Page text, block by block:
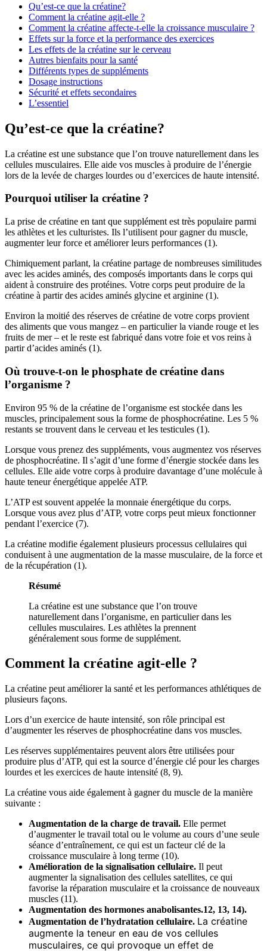
Qu’est-ce que la créatine?
Comment la créatine agit-elle ?
Comment la créatine affecte-t-elle la croissance musculaire ?
Effets sur la force et la performance des exercices
Les effets de la créatine sur le cerveau
Autres bienfaits pour la santé
Différents types de suppléments
Dosage instructions
Sécurité et effets secondaires
L’essentiel
Qu’est-ce que la créatine?
La créatine est une substance que l’on trouve naturellement dans les
cellules musculaires. Elle aide vos muscles à produire de l’énergie
lors de la levée de charges lourdes ou d’exercices de haute intensité.
Pourquoi utiliser la créatine ?
La prise de créatine en tant que supplément est très populaire parmi
les athlètes et les culturistes. Ils l’utilisent pour gagner du muscle,
augmenter leur force et améliorer leurs performances (1).
Chimiquement parlant, la créatine partage de nombreuses similitudes
avec les acides aminés, des composés importants dans le corps qui
aident à construire des protéines. Votre corps peut produire de la
créatine à partir des acides aminés glycine et arginine (1).
Environ la moitié des réserves de créatine de votre corps provient
des aliments que vous mangez – en particulier la viande rouge et les
fruits de mer – et le reste est fabriqué dans votre foie et vos reins à
partir d’acides aminés (1).
Où trouve-t-on le phosphate de créatine dans
l’organisme ?
Environ 95 % de la créatine de l’organisme est stockée dans les
muscles, principalement sous la forme de phosphocréatine. Les 5 %
restants se trouvent dans le cerveau et les testicules (1).
Lorsque vous prenez des suppléments, vous augmentez vos réserves
de phosphocréatine. Il s’agit d’une forme d’énergie stockée dans les
cellules. Elle aide votre corps à produire davantage d’une molécule à
haute teneur énergétique appelée ATP.
L’ATP est souvent appelée la monnaie énergétique du corps.
Lorsque vous avez plus d’ATP, votre corps peut mieux fonctionner
pendant l’exercice (7).
La créatine modifie également plusieurs processus cellulaires qui
conduisent à une augmentation de la masse musculaire, de la force et
de la récupération (1).
Résumé
La créatine est une substance que l’on trouve
naturellement dans l’organisme, en particulier dans les
cellules musculaires. Les athlètes la prennent
généralement sous forme de supplément.
Comment la créatine agit-elle ?
La créatine peut améliorer la santé et les performances athlétiques de
plusieurs façons.
Lors d’un exercice de haute intensité, son rôle principal est
d’augmenter les réserves de phosphocréatine dans vos muscles.
Les réserves supplémentaires peuvent alors être utilisées pour
produire plus d’ATP, qui est la source d’énergie clé pour les charges
lourdes et les exercices de haute intensité (8, 9).
La créatine vous aide également à gagner du muscle de la manière
suivante :
Augmentation de la charge de travail. Elle permet
d’augmenter le travail total ou le volume au cours d’une seule
séance d’entraînement, ce qui est un facteur clé de la
croissance musculaire à long terme (10).
Amélioration de la signalisation cellulaire. Il peut
augmenter la signalisation des cellules satellites, ce qui
favorise la réparation musculaire et la croissance de nouveaux
muscles (11).
Augmentation des hormones anabolisantes.12, 13, 14).
Augmentation de l’hydratation cellulaire. La créatine
augmente la teneur en eau de vos cellules
musculaires, ce qui provoque un effet de